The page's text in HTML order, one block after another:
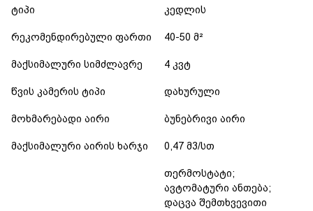
ტიპი კედლის
რეკომენდირებული ფართი 40-50 მ²
მაქსიმალური სიმძლავრე 4 კვტ
წვის კამერის ტიპი დახურული
მოხმარებადი აირი ბუნებრივი აირი
მაქსიმალური აირის ხარჯი 0,47 მ3/სთ
თერმოსტატი;
ავტომატური ანთება;
დაცვა შემთხვევითი